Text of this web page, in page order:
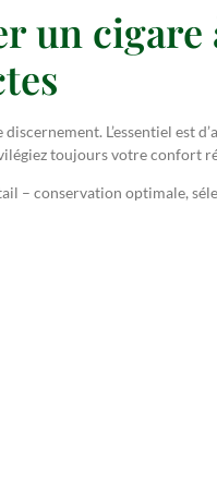
un
L’essentiel est
toujours votre confort
– conservation optimale,